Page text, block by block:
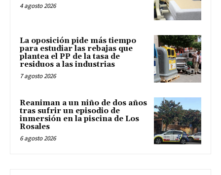
4 agosto 2026
La oposición pide más tiempo
para estudiar las rebajas que
plantea el PP de la tasa de
residuos a las industrias
7 agosto 2026
Reaniman a un niño de dos años
tras sufrir un episodio de
inmersión en la piscina de Los
Rosales
6 agosto 2026